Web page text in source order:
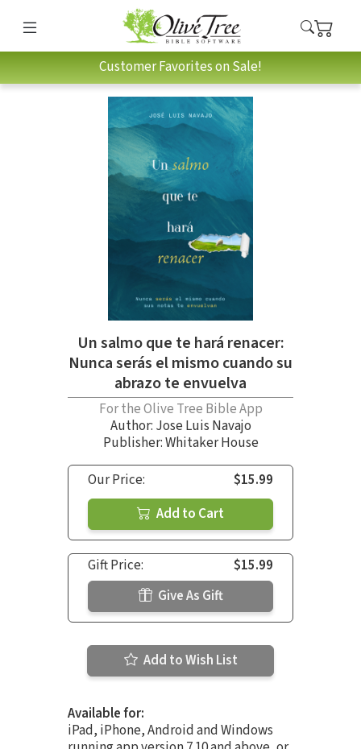
Customer Favorites on Sale!
Un salmo que te hará renacer:
Nunca serás el mismo cuando su
abrazo te envuelva
For the Olive Tree Bible App
Author: Jose Luis Navajo
Publisher: Whitaker House
Our Price:
$15.99
Add to Cart
Gift Price:
$15.99
Give As Gift
Add to Wish List
Available for:
iPad, iPhone, Android and Windows